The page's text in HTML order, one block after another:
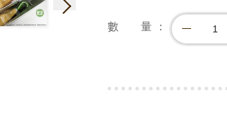
數 量